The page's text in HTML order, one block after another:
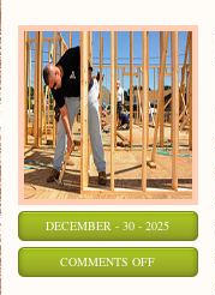
DECEMBER - 30 - 2025
COMMENTS OFFON